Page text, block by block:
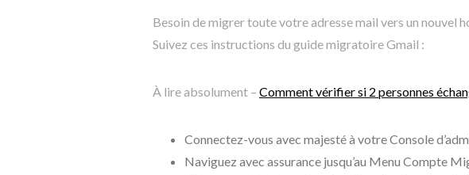
Besoin de migrer toute votre adresse mail vers un nouvel
Suivez ces instructions du guide migratoire Gmail :
À lire absolument – Comment vérifier si 2 personnes
Connectez-vous avec majesté à votre Console
Naviguez avec assurance jusqu’au Menu Compte